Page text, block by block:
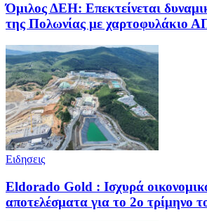
Όμιλος ΔΕΗ: Επεκτείνεται
της Πολωνίας με χαρτοφυλάκιο
Ειδησεις
Eldorado Gold : Ισχυρά
αποτελέσματα για το 2ο τρίμηνο